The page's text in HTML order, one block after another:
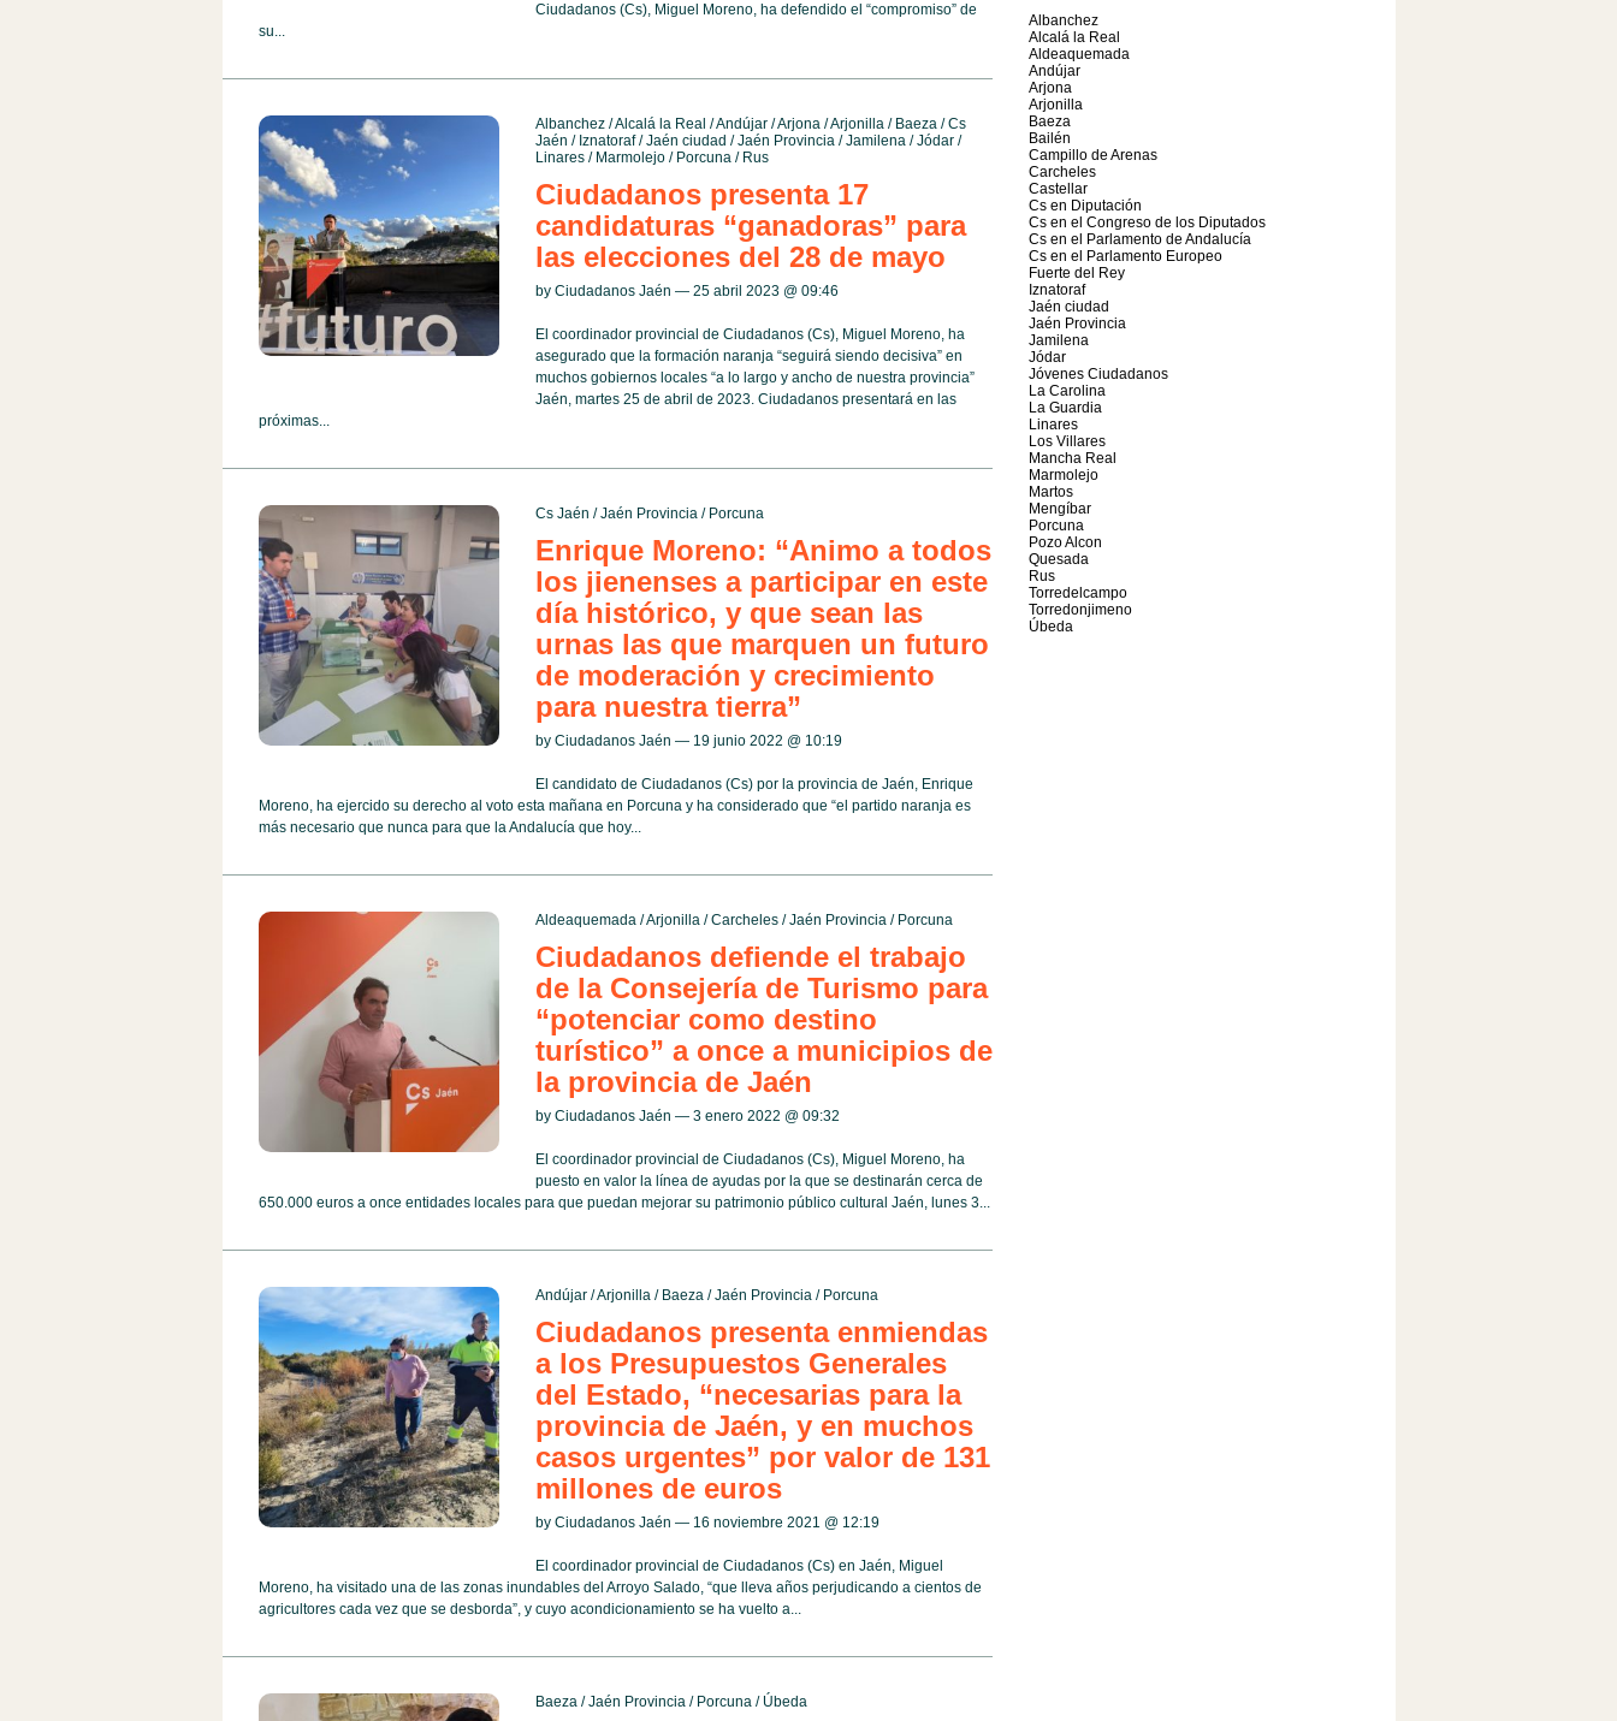
Ciudadanos (Cs), Miguel Moreno, ha defendido el “compromiso” de
su...
Albanchez/Alcalá la Real /Andújar/Arjona/Arjonilla/ Baeza/Cs
Jaén / Iznatoraf/Jaén ciudad /Jaén Provincia/Jamilena/Jódar/
Linares/ Marmolejo/ Porcuna/ Rus
Ciudadanos presenta 17
candidaturas “ganadoras” para
las elecciones del 28 de mayo
by Ciudadanos Jaén — 25 abril 2023 @ 09:46
El coordinador provincial de Ciudadanos (Cs), Miguel Moreno, ha
asegurado que la formación naranja “seguirá siendo decisiva” en
muchos gobiernos locales “a lo largo y ancho de nuestra provincia”
Jaén, martes 25 de abril de 2023. Ciudadanos presentará en las
próximas...
Cs Jaén /Jaén Provincia/ Porcuna
Enrique Moreno: “Animo a todos
los jienenses a participar en este
día histórico, y que sean las
urnas las que marquen un futuro
de moderación y crecimiento
para nuestra tierra”
by Ciudadanos Jaén — 19 junio 2022 @ 10:19
El candidato de Ciudadanos (Cs) por la provincia de Jaén, Enrique
Moreno, ha ejercido su derecho al voto esta mañana en Porcuna y ha considerado que “el partido naranja es
más necesario que nunca para que la Andalucía que hoy...
Aldeaquemada/Arjonilla/Carcheles/Jaén Provincia/ Porcuna
Ciudadanos defiende el trabajo
de la Consejería de Turismo para
“potenciar como destino
turístico” a once a municipios de
la provincia de Jaén
by Ciudadanos Jaén — 3 enero 2022 @ 09:32
El coordinador provincial de Ciudadanos (Cs), Miguel Moreno, ha
puesto en valor la línea de ayudas por la que se destinarán cerca de
650.000 euros a once entidades locales para que puedan mejorar su patrimonio público cultural Jaén, lunes 3...
Andújar/Arjonilla/ Baeza/Jaén Provincia/ Porcuna
Ciudadanos presenta enmiendas
a los Presupuestos Generales
del Estado, “necesarias para la
provincia de Jaén, y en muchos
casos urgentes” por valor de 131
millones de euros
by Ciudadanos Jaén — 16 noviembre 2021 @ 12:19
El coordinador provincial de Ciudadanos (Cs) en Jaén, Miguel
Moreno, ha visitado una de las zonas inundables del Arroyo Salado, “que lleva años perjudicando a cientos de
agricultores cada vez que se desborda”, y cuyo acondicionamiento se ha vuelto a...
Baeza/Jaén Provincia/ Porcuna/ Úbeda
Albanchez
Alcalá la Real
Aldeaquemada
Andújar
Arjona
Arjonilla
Baeza
Bailén
Campillo de Arenas
Carcheles
Castellar
Cs en Diputación
Cs en el Congreso de los Diputados
Cs en el Parlamento de Andalucía
Cs en el Parlamento Europeo
Fuerte del Rey
Iznatoraf
Jaén ciudad
Jaén Provincia
Jamilena
Jódar
Jóvenes Ciudadanos
La Carolina
La Guardia
Linares
Los Villares
Mancha Real
Marmolejo
Martos
Mengíbar
Porcuna
Pozo Alcon
Quesada
Rus
Torredelcampo
Torredonjimeno
Úbeda